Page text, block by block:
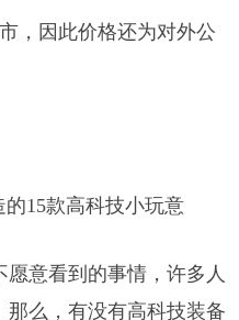
，因此价格还为对外公
意看到的事情，许多人
么，有没有高科技装备